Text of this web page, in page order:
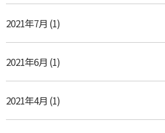
2021年7月 (1)
2021年6月 (1)
2021年4月 (1)